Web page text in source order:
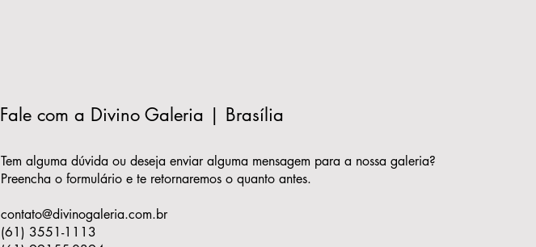
Fale com a Divino Galeria | Brasília
Tem alguma dúvida ou deseja enviar alguma mensagem para a nossa galeria?
Preencha o formulário e te retornaremos o quanto antes.
contato@divinogaleria.com.br
(61) 3551-1113